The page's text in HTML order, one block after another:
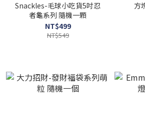
Snackles-毛球小吃貨5吋忍
者龜系列 隨機一顆
NT$499
NT$549
方